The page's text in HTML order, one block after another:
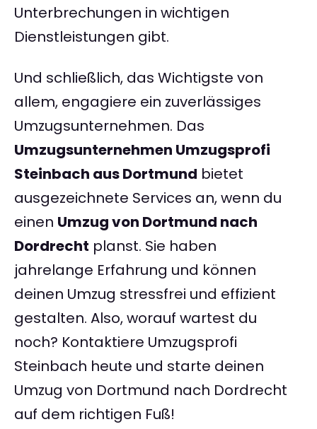
Unterbrechungen in wichtigen
Dienstleistungen gibt.
Und schließlich, das Wichtigste von
allem, engagiere ein zuverlässiges
Umzugsunternehmen. Das
Umzugsunternehmen Umzugsprofi
Steinbach aus Dortmund bietet
ausgezeichnete Services an, wenn du
einen Umzug von Dortmund nach
Dordrecht planst. Sie haben
jahrelange Erfahrung und können
deinen Umzug stressfrei und effizient
gestalten. Also, worauf wartest du
noch? Kontaktiere Umzugsprofi
Steinbach heute und starte deinen
Umzug von Dortmund nach Dordrecht
auf dem richtigen Fuß!